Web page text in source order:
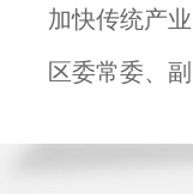
加快传统产
区委常委、